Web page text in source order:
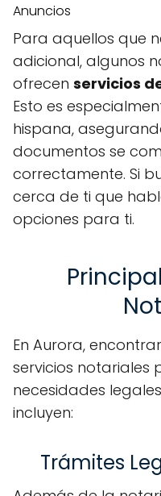
Anuncios
Para aquellos que
adicional, algunos
ofrecen servicios
Esto es
hispana,
documentos se
correctamente. Si
cerca de ti que
opciones para ti.
En Aurora,
servicios notariales
necesidades
incluyen:
Trámites